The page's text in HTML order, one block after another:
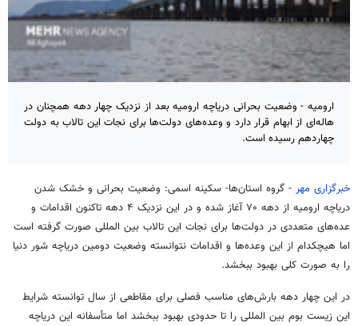
ارومیه - وضعیت بحرانی دریاچه ارومیه بعد از نزدیک چهار دهه همچنان در
هاله‌ای از ابهام قرار دارد و وعده‌های دولت‌ها برای نجات این تالاب به دولت
چهاردهم رسیده است.
خبرگزاری مهر - گروه استان‌ها- سکینه اسمی: وضعیت بحرانی و خشک شدن
دریاچه ارومیه از دهه ۷۰ آغاز شده و در این نزدیک ۴ دهه تاکنون اقدامات و
عده‌های متعددی در دولت‌ها برای نجات این تالاب بین المللی صورت گرفته است
اما هیچکدام از این وعده‌ها و اقدامات نتوانسته وضعیت دومین دریاچه شور دنیا
را به صورت کلی بهبود ببخشد.
در این چهار دهه بارش‌های مناسب فصلی برای مقاطعی از سال توانسته شرایط
این زیست بوم بین المللی را تا حدودی بهبود ببخشد اما متأسفانه این دریاچه